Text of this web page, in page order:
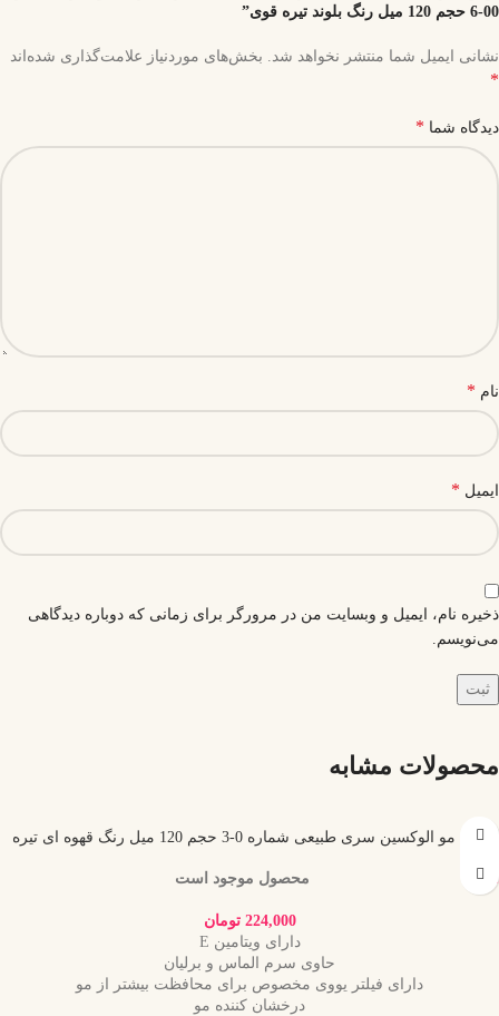
00-6 حجم 120 میل رنگ بلوند تیره قوی”
نشانی ایمیل شما منتشر نخواهد شد. بخش‌های موردنیاز علامت‌گذاری شده‌اند
*
دیدگاه شما *
نام *
ایمیل *
ذخیره نام، ایمیل و وبسایت من در مرورگر برای زمانی که دوباره دیدگاهی
می‌نویسم.
محصولات مشابه
رنگ مو الوکسین سری طبیعی شماره 0-3 حجم 120 میل رنگ قهوه ای تیره
محصول موجود است
224,000 تومان
دارای ویتامین E
حاوی سرم الماس و برلیان
دارای فیلتر یووی مخصوص برای محافظت بیشتر از مو
درخشان کننده مو